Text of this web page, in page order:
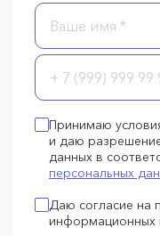
Принимаю
и даю
данных в
персональных
Даю согласие на
информационных